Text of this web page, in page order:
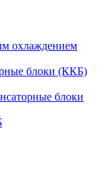
охлаждением
блоки (ККБ)
блоки